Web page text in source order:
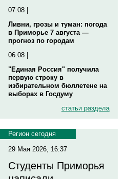
07.08 |
Ливни, грозы и туман: погода
в Приморье 7 августа —
прогноз по городам
06.08 |
"Единая Россия" получила
первую строку в
избирательном бюллетене на
выборах в Госдуму
статьи раздела
Регион сегодня
29 Мая 2026, 16:37
Студенты Приморья